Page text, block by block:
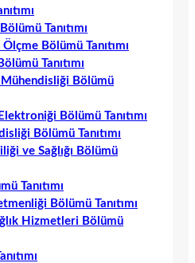
Tanıtımı
Bölümü Tanıtımı
Tanıtımı
Mühendisliği Bölümü
Bölümü Tanıtımı
Bölümü Tanıtımı
ve Sağlığı Bölümü
Tanıtımı
Bölümü Tanıtımı
Hizmetleri Bölümü